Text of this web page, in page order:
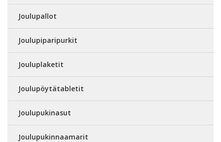
Joulupallot
Joulupiparipurkit
Jouluplaketit
Joulupöytätabletit
Joulupukinasut
Joulupukinnaamarit